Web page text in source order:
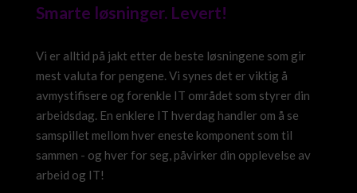
Smarte løsninger. Levert!
Vi er alltid på jakt etter de beste løsningene som gir
mest valuta for pengene. Vi synes det er viktig å
avmystifisere og forenkle IT området som styrer din
arbeidsdag. En enklere IT hverdag handler om å se
samspillet mellom hver eneste komponent som til
sammen - og hver for seg, påvirker din opplevelse av
arbeid og IT!